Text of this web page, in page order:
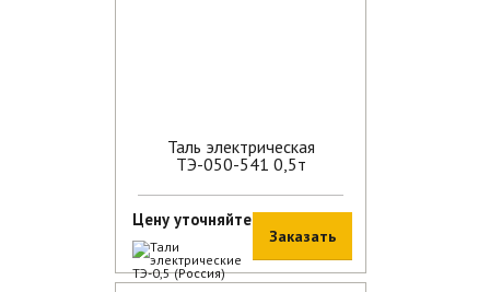
Таль электрическая
ТЭ-050-541 0,5т
Цену уточняйте
Заказать